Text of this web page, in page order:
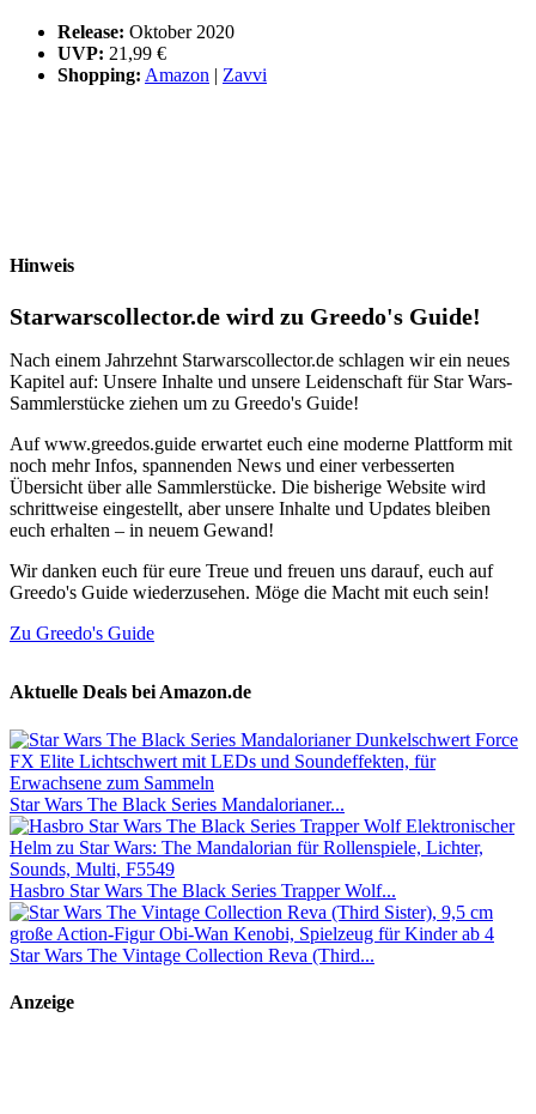
Release: Oktober 2020
UVP: 21,99 €
Shopping: Amazon | Zavvi
Hinweis
Starwarscollector.de wird zu Greedo's Guide!
Nach einem Jahrzehnt Starwarscollector.de schlagen wir ein neues
Kapitel auf: Unsere Inhalte und unsere Leidenschaft für Star Wars-
Sammlerstücke ziehen um zu Greedo's Guide!
Auf www.greedos.guide erwartet euch eine moderne Plattform mit
noch mehr Infos, spannenden News und einer verbesserten
Übersicht über alle Sammlerstücke. Die bisherige Website wird
schrittweise eingestellt, aber unsere Inhalte und Updates bleiben
euch erhalten – in neuem Gewand!
Wir danken euch für eure Treue und freuen uns darauf, euch auf
Greedo's Guide wiederzusehen. Möge die Macht mit euch sein!
Zu Greedo's Guide
Aktuelle Deals bei Amazon.de
Star Wars The Black Series Mandalorianer...
Hasbro Star Wars The Black Series Trapper Wolf...
Star Wars The Vintage Collection Reva (Third...
Anzeige